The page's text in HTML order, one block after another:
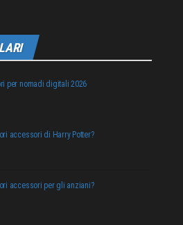
per nomadi digitali 2026
accessori di Harry Potter?
accessori per gli anziani?